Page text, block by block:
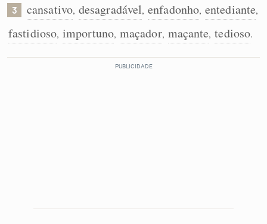
3 cansativo, desagradável, enfadonho, entediante,
fastidioso, importuno, maçador, maçante, tedioso.